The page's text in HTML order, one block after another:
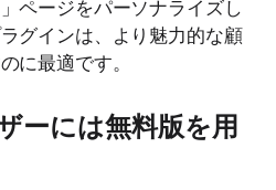
ページをパーソナライズし
グインは、より魅力的な顧
に最適です。
ーには無料版を用